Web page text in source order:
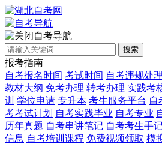
自考导航
搜索
报考指南
自考报名时间 考试时间 自考违规处
教材大纲 免考办理 转考办理 实践考
训 学位申请 专升本 考生服务平台 自
考考试计划 自考实践毕业 自考专业
历年真题 自考串讲笔记 自考考生手
信息 自考培训课程 免费视频领取 模